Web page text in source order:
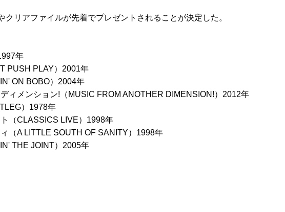
クリアファイルが先着でプレゼントされることが決定した。
年
PUSH PLAY）2001年
ON BOBO）2004年
ィメンション!（MUSIC FROM ANOTHER DIMENSION!）2012年
）1978年
（CLASSICS LIVE）1998年
（A LITTLE SOUTH OF SANITY）1998年
THE JOINT）2005年